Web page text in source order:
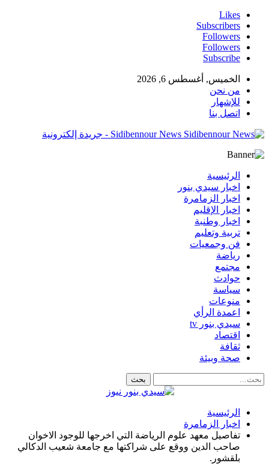
Likes
Subscribers
Followers
Followers
Subscribe
الخميس, أغسطس 6, 2026
من نحن
للإشهار
اتصل بنا
Sidibennour News - جريدة إلكترونية
الرئيسية
اخبار سيدي بنور
اخبار الزمامرة
اخبار الإقليم
اخبار وطنبة
تربية وتعليم
فن وجمعيات
رياضة
مجتمع
حوادث
سياسة
منوعات
اعمدة الرأي
سيدي بنور tv
اقتصاد
ثقافة
صحة وبيئة
الرئيسية
اخبار الزمامرة
تفاصيل معهد علوم الرياضة التي اخرجها للوجود الاخوان
صاحب الدين ووقع على شراكتها مع جامعة شعيب الدكالي
بلقشور.